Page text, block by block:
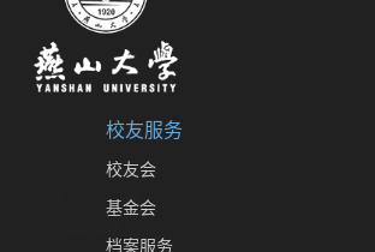
校友服务
校友会
基金会
档案服务